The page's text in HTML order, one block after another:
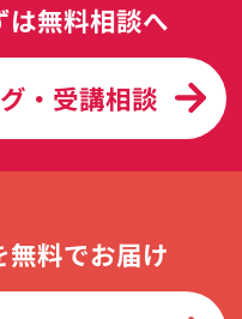
無料相談へ
・受講相談
料でお届け